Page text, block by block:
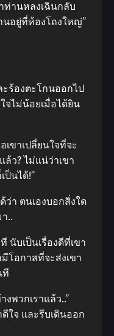
ท่านหลงเฉินกลับ
นอยู่ที่ห้องโถงใหญ่”
ร้องตะโกนออกไป
ไม่น้อยเมื่อได้ยิน
เขาเปลี่ยนใจที่จะ
ล้ว? ไม่แน่ว่าเขา
ป็นได้!”
า ตนเองบอกสิ่งใด
..
นับเป็นเรื่องดีที่เขา
มีโอกาสที่จะส่งเขา
ที
งพวกเราแล้ว..”
ใจ และรีบเดินออก